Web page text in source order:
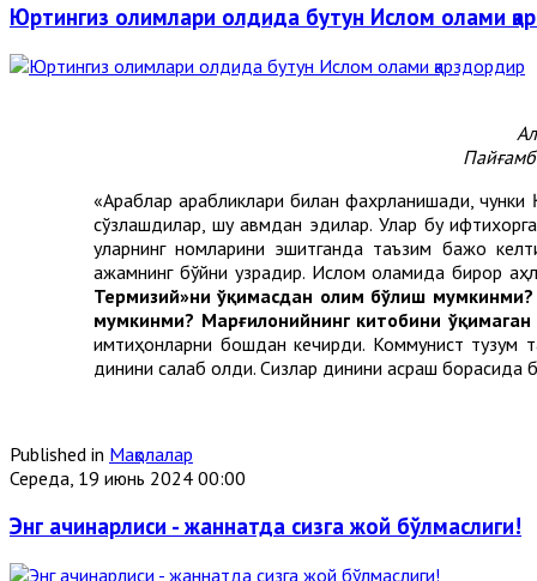
Юртингиз олимлари олдида бутун Ислом олами
«Араблар арабликлари билан фахрланишади, чунки
сўзлашдилар, шу қавмдан эдилар. Улар бу
уларнинг номларини эшитганда таъзим бажо
ажамнинг бўйни узрадир. Ислом оламида бирор
Термизий»ни ўқимасдан олим бўлиш мумкинми?
мумкинми? Марғилонийнинг китобини
имтиҳонларни бошдан кечирди. Коммунист тузум
динини сақлаб қолди. Сизлар динини асраш борасида
Published in Мақолалар
Середа, 19 июнь 2024 00:00
Энг ачинарлиси - жаннатда сизга жой бўлмаслиги!